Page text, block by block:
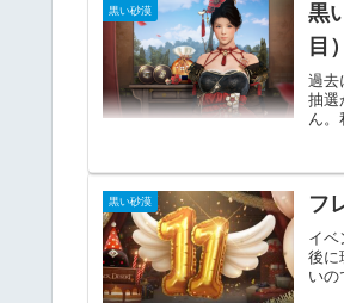
黒い砂漠
黒
目）
過去
抽選
ん。
黒い砂漠 フ
イベ
後に
いの